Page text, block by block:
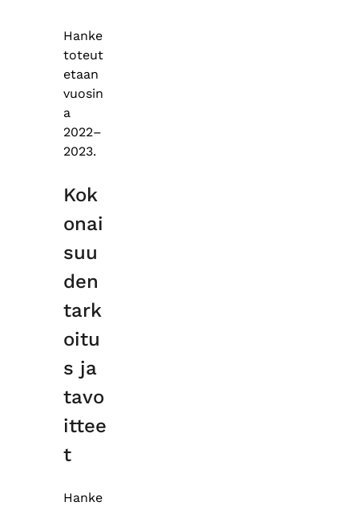
Hanke
toteut
etaan
vuosin
a
2022–
2023.
Kok
onai
suu
den
tark
oitu
s ja
tavo
ittee
t
Hanke